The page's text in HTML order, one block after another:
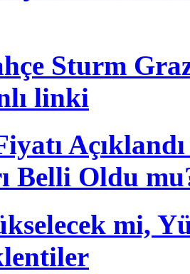
Sturm
linki
Belli Oldu
mi,